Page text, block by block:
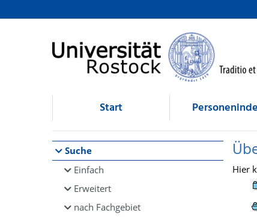
Browsen
direkt zum Inhalt
Start
Suche
Einfach
Erweitert
nach Fachgebiet
Hier